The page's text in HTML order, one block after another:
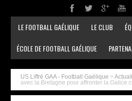
LE FOOTBALL GAÉLIQUE LE CLUB
ÉCOLE DE FOOTBALL GAÉLIQUE
US Liffré GAA - Football Gaélique >
avec la Bretagne pour affronter la Galice